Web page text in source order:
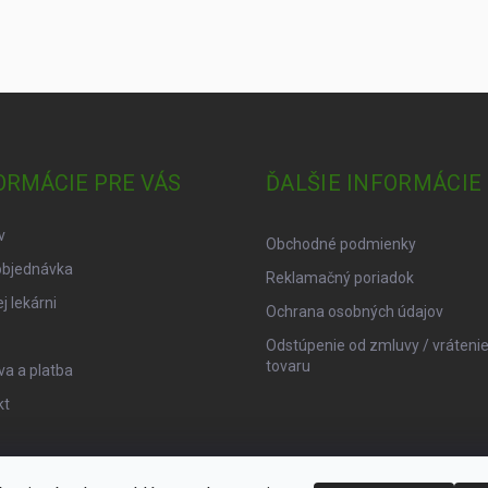
PRE VÁS
lekárni
a platba
ĎALŠIE INFORMÁCIE
Obchodné podmienky
Reklamačný poriadok
Ochrana osobných údajov
Odstúpenie od zmluvy / vrátenie
tovaru